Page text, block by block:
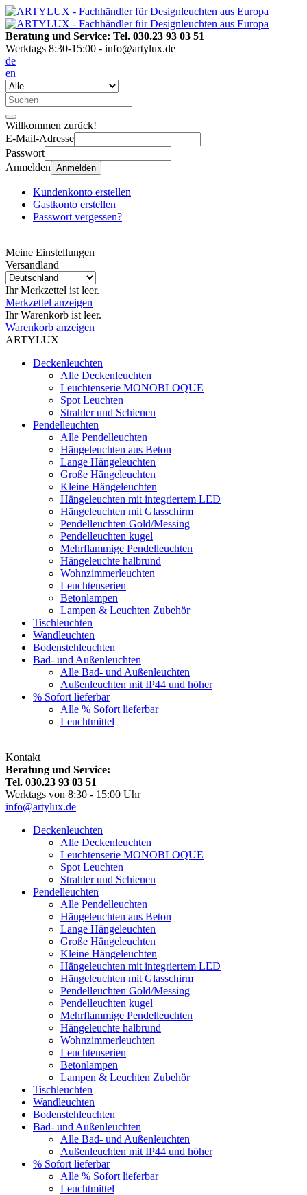
Beratung und Service: Tel. 030.23 93 03 51
Werktags 8:30-15:00 - info@artylux.de
de
en
Willkommen zurück!
E-Mail-Adresse
Passwort
Anmelden Anmelden
Kundenkonto erstellen
Gastkonto erstellen
Passwort vergessen?
Meine Einstellungen
Versandland
Ihr Merkzettel ist leer.
Merkzettel anzeigen
Ihr Warenkorb ist leer.
Warenkorb anzeigen
ARTYLUX
Deckenleuchten
Alle Deckenleuchten
Leuchtenserie MONOBLOQUE
Spot Leuchten
Strahler und Schienen
Pendelleuchten
Alle Pendelleuchten
Hängeleuchten aus Beton
Lange Hängeleuchten
Große Hängeleuchten
Kleine Hängeleuchten
Hängeleuchten mit integriertem LED
Hängeleuchten mit Glasschirm
Pendelleuchten Gold/Messing
Pendelleuchten kugel
Mehrflammige Pendelleuchten
Hängeleuchte halbrund
Wohnzimmerleuchten
Leuchtenserien
Betonlampen
Lampen & Leuchten Zubehör
Tischleuchten
Wandleuchten
Bodenstehleuchten
Bad- und Außenleuchten
Alle Bad- und Außenleuchten
Außenleuchten mit IP44 und höher
% Sofort lieferbar
Alle % Sofort lieferbar
Leuchtmittel
Kontakt
Beratung und Service:
Tel. 030.23 93 03 51
Werktags von 8:30 - 15:00 Uhr
info@artylux.de
Deckenleuchten
Alle Deckenleuchten
Leuchtenserie MONOBLOQUE
Spot Leuchten
Strahler und Schienen
Pendelleuchten
Alle Pendelleuchten
Hängeleuchten aus Beton
Lange Hängeleuchten
Große Hängeleuchten
Kleine Hängeleuchten
Hängeleuchten mit integriertem LED
Hängeleuchten mit Glasschirm
Pendelleuchten Gold/Messing
Pendelleuchten kugel
Mehrflammige Pendelleuchten
Hängeleuchte halbrund
Wohnzimmerleuchten
Leuchtenserien
Betonlampen
Lampen & Leuchten Zubehör
Tischleuchten
Wandleuchten
Bodenstehleuchten
Bad- und Außenleuchten
Alle Bad- und Außenleuchten
Außenleuchten mit IP44 und höher
% Sofort lieferbar
Alle % Sofort lieferbar
Leuchtmittel